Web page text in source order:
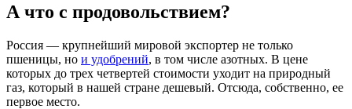
А что с продовольствием?
Россия — крупнейший мировой экспортер не только
пшеницы, но и удобрений, в том числе азотных. В цене
которых до трех четвертей стоимости уходит на природный
газ, который в нашей стране дешевый. Отсюда, собственно, ее
первое место.